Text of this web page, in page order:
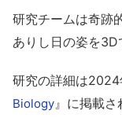
研究チームは奇跡
ありし日の姿を3D
研究の詳細は
Biology』に掲載さ